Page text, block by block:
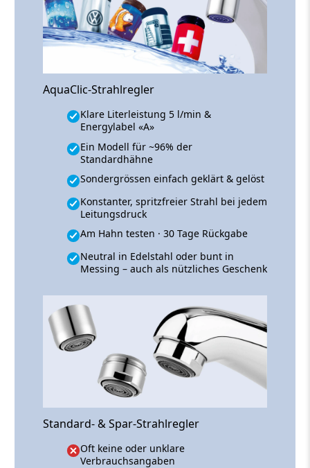
AquaClic-Strahlregler
Klare Literleistung 5 l/min &
Energylabel «A»
Ein Modell für ~96% der
Standardhähne
Sondergrössen einfach geklärt & gelöst
Konstanter, spritzfreier Strahl bei jedem
Leitungsdruck
Am Hahn testen · 30 Tage Rückgabe
Neutral in Edelstahl oder bunt in
Messing – auch als nützliches Geschenk
Standard- & Spar-Strahlregler
Oft keine oder unklare
Verbrauchsangaben